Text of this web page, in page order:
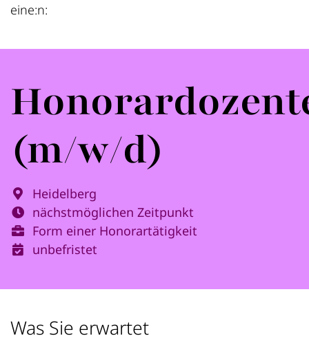
(m/w/d)
Heidelberg
nächstmöglichen Zeitpunkt
Form einer Honorartätigkeit
unbefristet
eine:n:
Was Sie erwartet